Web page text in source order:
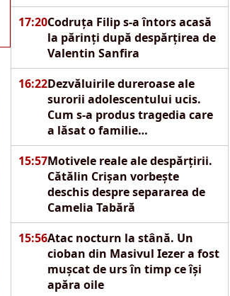
17:20Codruța Filip s-a întors acasă
la părinți după despărțirea de
Valentin Sanfira
16:22Dezvăluirile dureroase ale
surorii adolescentului ucis.
Cum s-a produs tragedia care
a lăsat o familie
îngenuncheată de durere
15:57Motivele reale ale despărțirii.
Cătălin Crișan vorbește
deschis despre separarea de
Camelia Tabără
15:56Atac nocturn la stână. Un
cioban din Masivul Iezer a fost
mușcat de urs în timp ce își
apăra oile